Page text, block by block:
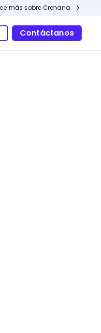
más sobre Crehana
Contáctanos